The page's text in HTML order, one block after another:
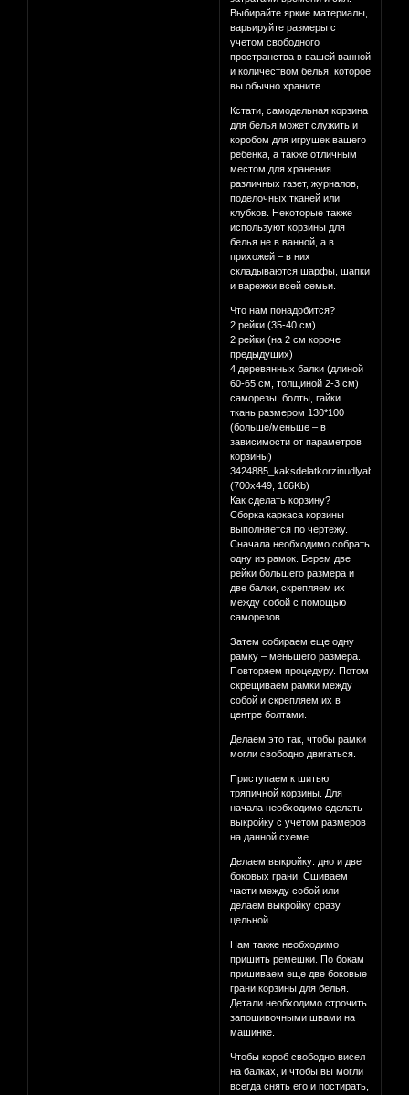
Выбирайте яркие материалы,
варьируйте размеры с
учетом свободного
пространства в вашей ванной
и количеством белья, которое
вы обычно храните.
Кстати, самодельная корзина
для белья может служить и
коробом для игрушек вашего
ребенка, а также отличным
местом для хранения
различных газет, журналов,
поделочных тканей или
клубков. Некоторые также
используют корзины для
белья не в ванной, а в
прихожей – в них
складываются шарфы, шапки
и варежки всей семьи.
Что нам понадобится?
2 рейки (35-40 см)
2 рейки (на 2 см короче
предыдущих)
4 деревянных балки (длиной
60-65 см, толщиной 2-3 см)
саморезы, болты, гайки
ткань размером 130*100
(больше/меньше – в
зависимости от параметров
корзины)
(700x449, 166Kb)
Как сделать корзину?
Сборка каркаса корзины
выполняется по чертежу.
Сначала необходимо собрать
одну из рамок. Берем две
рейки большего размера и
две балки, скрепляем их
между собой с помощью
саморезов.
Затем собираем еще одну
рамку – меньшего размера.
Повторяем процедуру. Потом
скрещиваем рамки между
собой и скрепляем их в
центре болтами.
Делаем это так, чтобы рамки
могли свободно двигаться.
Приступаем к шитью
тряпичной корзины. Для
начала необходимо сделать
выкройку с учетом размеров
на данной схеме.
Делаем выкройку: дно и две
боковых грани. Сшиваем
части между собой или
делаем выкройку сразу
цельной.
Нам также необходимо
пришить ремешки. По бокам
пришиваем еще две боковые
грани корзины для белья.
Детали необходимо строчить
запошивочными швами на
машинке.
Чтобы короб свободно висел
на балках, и чтобы вы могли
всегда снять его и постирать,